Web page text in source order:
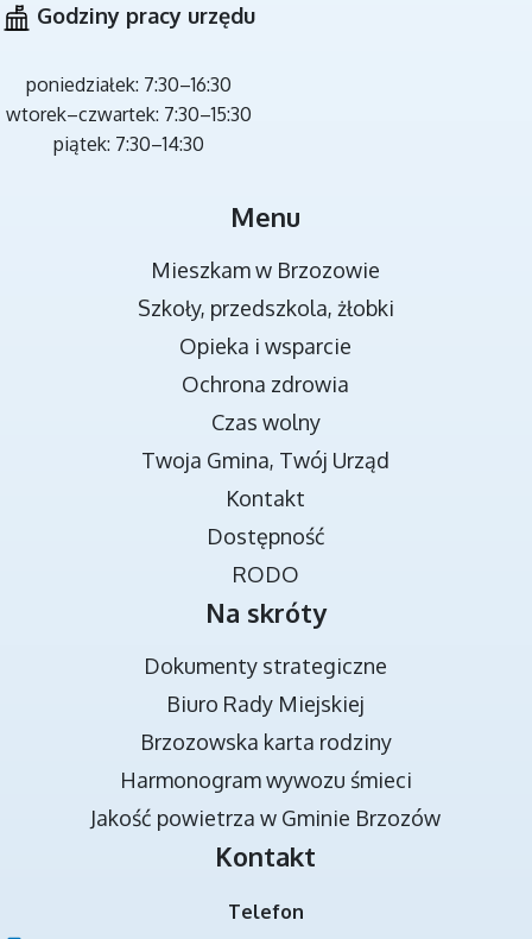
MIEJSCA REKREACJI
TRANSMISJA OBRAD RADY MIEJSKIEJ
DOKUMENTY STRATEGICZNE
Godziny pracy urzędu
poniedziałek: 7:30–16:30
wtorek–czwartek: 7:30–15:30
piątek: 7:30–14:30
Menu
Mieszkam w Brzozowie
Szkoły, przedszkola, żłobki
Opieka i wsparcie
Ochrona zdrowia
Czas wolny
Twoja Gmina, Twój Urząd
Kontakt
Dostępność
RODO
Na skróty
Dokumenty strategiczne
Biuro Rady Miejskiej
Brzozowska karta rodziny
Harmonogram wywozu śmieci
Jakość powietrza w Gminie Brzozów
Kontakt
Telefon